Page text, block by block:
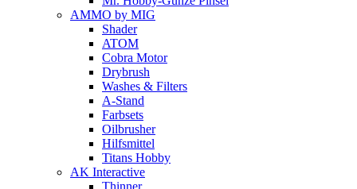
AMMO by MIG
Shader
ATOM
Cobra Motor
Drybrush
Washes & Filters
A-Stand
Farbsets
Oilbrusher
Hilfsmittel
Titans Hobby
AK Interactive
Thinner